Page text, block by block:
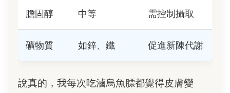
膽固醇 中等 需控制攝取
礦物質 如鋅、鐵 促進新陳代謝
說真的，我每次吃滷烏魚膘都覺得皮膚變